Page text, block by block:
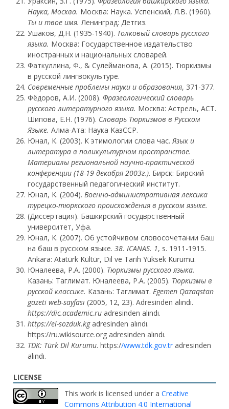
Наука, Москва. Москва: Наука. Успенский, Л.В. (1960).
Ты и твое имя.Ленинград: Детгиз.
Ушаков, Д.Н. (1935-1940). Толковый словарь русского
языка. Москва: Государственное издательство
иностранных и национальных словарей.
Фаткуллина, Ф., & Сулейманова, А. (2015). Тюркизмы
в русской лингвокультуре.
Современные проблемы науки и образования, 371-377.
Фёдоров, А.И. (2008). Фразеологический словарь
русского литературного языка. Москва: Астрель, АСТ.
Шипова, Е.Н. (1976). Cлoвapь Тюpкизмoв в Pуccкoм
Языкe. Aлмa-Aтa: Наука KaзCCP.
Юнал, К. (2003). К этимологии слова час.Язык и
литература в поликультурном пространстве.
Материалы региональной научно-практической
конференции (18-19 декабря 2003г.). Бирск: Бирский
государственный педагогический институт.
Юнал, K. (2004). Военно-административная лексика
турецко-тюркского происхождения в русском языке.
(Диссертация). Башкирский госудврственный
университет, Уфа.
Юнал, К. (2007). Об устойчивом словосочетании баш
на баш в русском языке. 38. ICANAS. 1, s. 1911-1915.
Ankara: Atatürk Kültür, Dil ve Tarih Yüksek Kurumu.
Юналеева, Р.А. (2000). Тюркизмы русского языка.
Казань: Таглимат. Юналеева, Р.А. (2005). Тюркизмы в
русской классике. Казань: Таглимат. Egemen Qazaqstan
gazeti web-sayfası (2005, 12, 23). Adresinden alındı.
https://dic.academic.ru adresinden alındı.
https://el-sozduk.kg adresinden alındı.
https://ru.wikisource.org adresinden alındı.
TDK: Türk Dil Kurumu. https://www.tdk.gov.tr adresinden
alındı.
LICENSE
This work is licensed under a Creative
Commons Attribution 4.0 International